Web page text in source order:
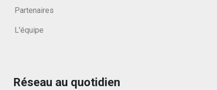
Partenaires
L'équipe
Réseau au quotidien